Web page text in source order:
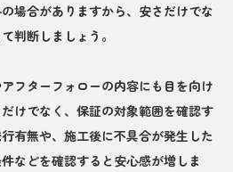
場合がありますから、安さだけでな
判断しましょう。
フターフォローの内容にも目を向け
けでなく、保証の対象範囲を確認す
有無や、施工後に不具合が発生した
などを確認すると安心感が増しま